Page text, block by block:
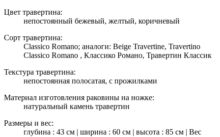
Цвет травертина:
непостоянный бежевый, желтый, коричневый
Сорт травертина:
Classico Romano; аналоги: Beige Travertine, Travertino
Classico Romano , Классико Романо, Травертин Классик
Текстура травертина:
непостоянная полосатая, с прожилками
Материал изготовления раковины на ножке:
натуральный камень травертин
Размеры и вес:
глубина : 43 см | ширина : 60 см | высота : 85 см | Вес